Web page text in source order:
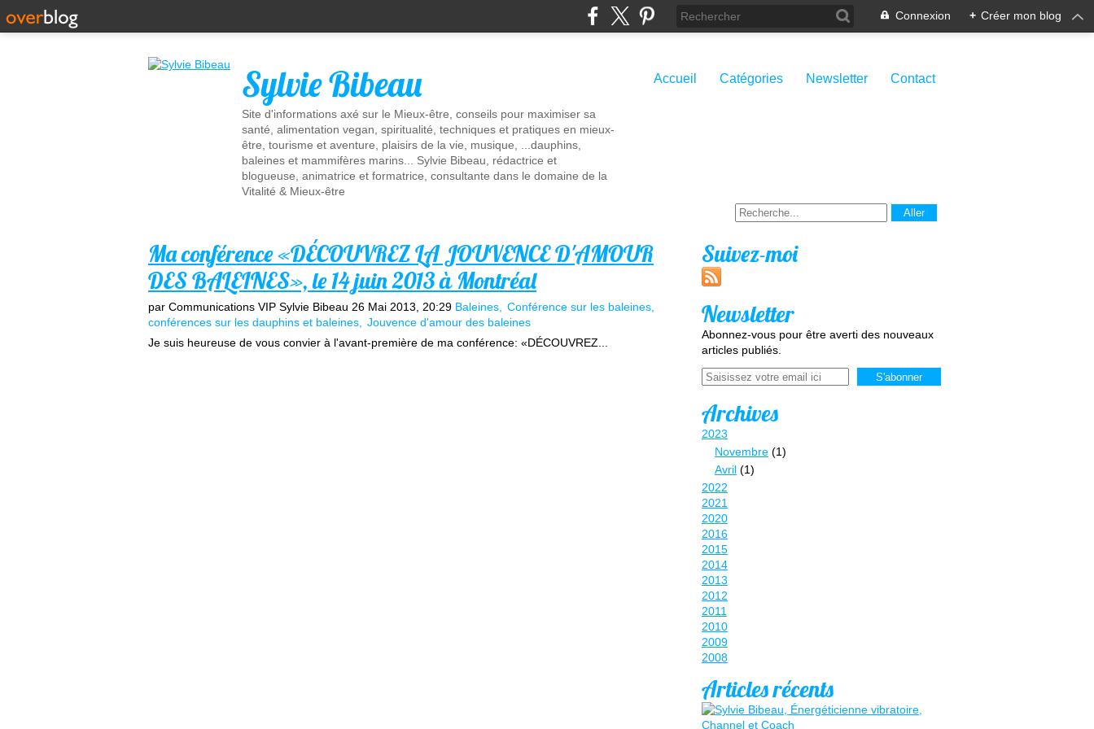
Connexion + Créer mon blog
Sylvie Bibeau
Site d'informations axé sur le Mieux-être, conseils pour maximiser sa
santé, alimentation vegan, spiritualité, techniques et pratiques en mieux-
être, tourisme et aventure, plaisirs de la vie, musique, ...dauphins,
baleines et mammifères marins... Sylvie Bibeau, rédactrice et
blogueuse, animatrice et formatrice, consultante dans le domaine de la
Vitalité & Mieux-être
Accueil Catégories Newsletter Contact
Ma conférence «DÉCOUVREZ LA JOUVENCE D'AMOUR
DES BALEINES», le 14 juin 2013 à Montréal
par Communications VIP Sylvie Bibeau 26 Mai 2013, 20:29 Baleines
Conférence sur les baleines
conférences sur les dauphins et baleines
Jouvence d'amour des baleines
Je suis heureuse de vous convier à l'avant-première de ma conférence: «DÉCOUVREZ...
Suivez-moi
Newsletter
Abonnez-vous pour être averti des nouveaux
articles publiés.
Email
Archives
2023
Novembre (1)
Avril (1)
2022
2021
2020
2016
2015
2014
2013
2012
2011
2010
2009
2008
Articles récents